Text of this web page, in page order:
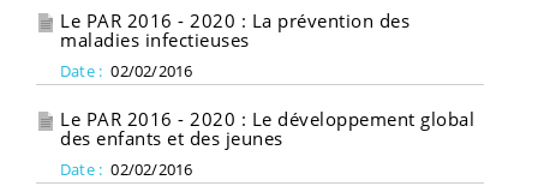
Le PAR 2016 - 2020 : La prévention des
maladies infectieuses
Date : 02/02/2016
Le PAR 2016 - 2020 : Le développement global
des enfants et des jeunes
Date : 02/02/2016